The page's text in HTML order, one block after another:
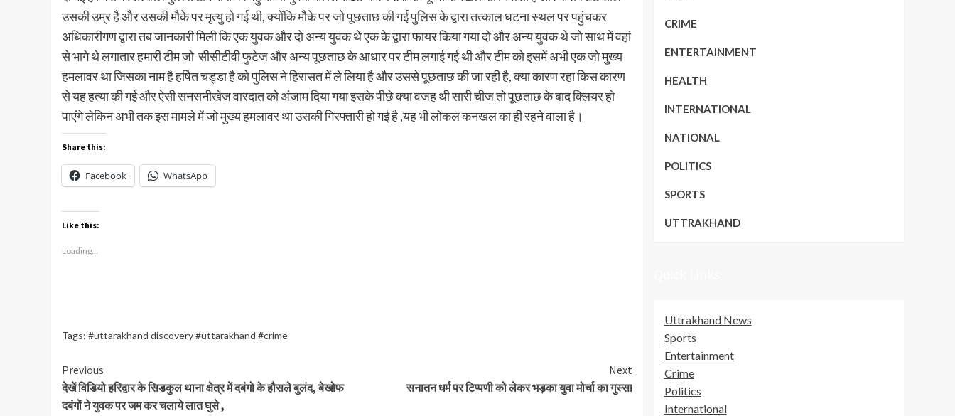
उसकी उम्र है और उसकी मौके पर मृत्यु हो गई थी, क्योंकि मौके पर जो पूछताछ की गई पुलिस के द्वारा तत्काल घटना स्थल पर पहुंचकर
अधिकारीगण द्वारा तब जानकारी मिली कि एक युवक और दो अन्य युवक थे एक के द्वारा फायर किया गया दो और अन्य युवक थे जो साथ में वहां
से भागे थे लगातार हमारी टीम जो सीसीटीवी फुटेज और अन्य पूछताछ के आधार पर टीम लगाई गई थी और टीम को इसमें अभी एक जो मुख्य
हमलावर था जिसका नाम है हर्षित चड्डा है को पुलिस ने हिरासत में ले लिया है और उससे पूछताछ की जा रही है, क्या कारण रहा किस कारण
से यह हत्या की गई और ऐसी सनसनीखेज वारदात को अंजाम दिया गया इसके पीछे क्या वजह थी सारी चीज तो पूछताछ के बाद क्लियर हो
पाएंगे लेकिन अभी तक इस मामले में जो मुख्य हमलावर था उसकी गिरफ्तारी हो गई है ,यह भी लोकल कनखल का ही रहने वाला है।
Share this:
Facebook WhatsApp
Like this:
Loading...
Tags: #uttarakhand discovery #uttarakhand #crime
Continue
Reading
Previous
देखें विडियो हरिद्वार के सिडकुल थाना क्षेत्र में दबंगो के हौसले बुलंद, बेखोफ
दबंगों ने युवक पर जम कर चलाये लात घुसे ,
Next
सनातन धर्म पर टिप्पणी को लेकर भड़का युवा मोर्चा का गुस्सा
CRIME
ENTERTAINMENT
HEALTH
INTERNATIONAL
NATIONAL
POLITICS
SPORTS
UTTRAKHAND
Uttrakhand News
Sports
Entertainment
Crime
Politics
International